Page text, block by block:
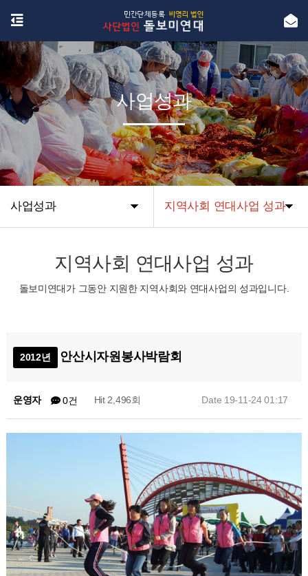
사업성과 지역사회 연대사업 성과
사업성과
지역사회 연대사업 성과
돌보미연대가 그동안 지원한 지역사회와 연대사업의 성과입니다.
2012년 안산시자원봉사박람회
운영자 0건 Hit 2,496회 Date 19-11-24 01:17